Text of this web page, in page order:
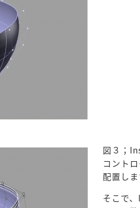
図３；
コント
配置し
そこで